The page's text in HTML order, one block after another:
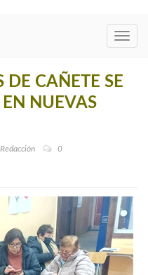
DE CAÑETE SE
NUEVAS
Redacción
0